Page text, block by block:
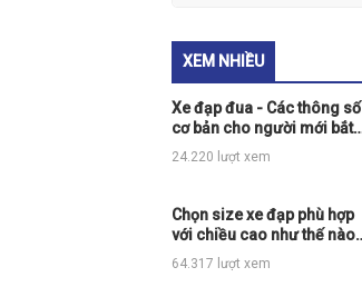
XEM NHIỀU
Xe đạp đua - Các thông số
cơ bản cho người mới bắt
đầu
24.220 lượt xem
Chọn size xe đạp phù hợp
với chiều cao như thế nào
cho đúng?
64.317 lượt xem